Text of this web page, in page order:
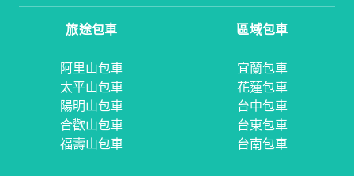
旅途包車
阿里山包車
太平山包車
陽明山包車
合歡山包車
福壽山包車
區域包車
宜蘭包車
花蓮包車
台中包車
台東包車
台南包車